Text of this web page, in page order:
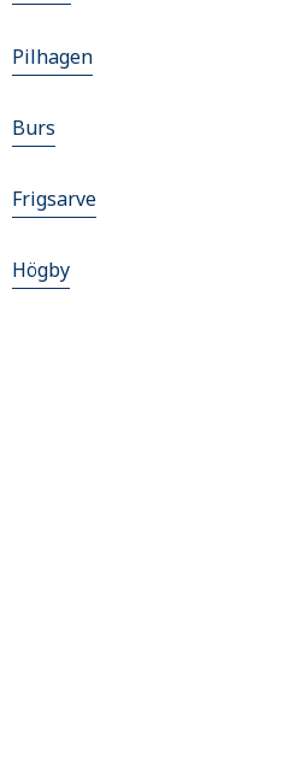
Pilhagen
Burs
Frigsarve
Högby